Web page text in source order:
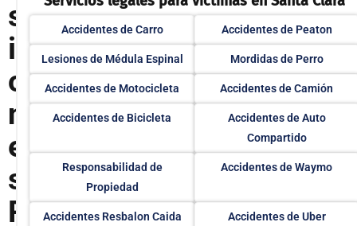
s
i
o
n
e
s
P
Accidentes de Carro Accidentes de Peaton
Lesiones de Médula Espinal Mordidas de Perro
Accidentes de Motocicleta Accidentes de Camión
Accidentes de Bicicleta
Accidentes de Auto
Compartido
Responsabilidad de
Propiedad
Accidentes de Waymo
Accidentes Resbalon Caida Accidentes de Uber